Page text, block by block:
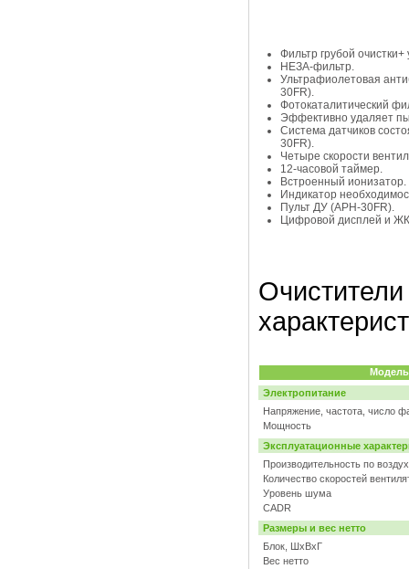
Фильтр грубой
НЕЗА-фильтр.
Ультрафиолетовая
30FR).
Фотокаталитический
Эффективно удаляет
Система датчиков
30FR).
Четыре скорости
12-часовой таймер.
Встроенный ионизатор.
Индикатор
Пульт ДУ (APH-30FR).
Цифровой дисплей и
Модель
Электропитание
Напряжение, частота, число
Мощность
Эксплуатационные
Производительность по
Количество скоростей
Уровень шума
CADR
Размеры и вес нетто
Блок, ШхВхГ
Вес нетто